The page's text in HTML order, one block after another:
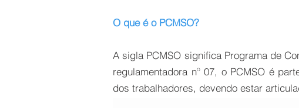
O que é o PCMSO?
A sigla PCMSO significa Programa de
regulamentadora nº 07, o PCMSO é
dos trabalhadores, devendo estar